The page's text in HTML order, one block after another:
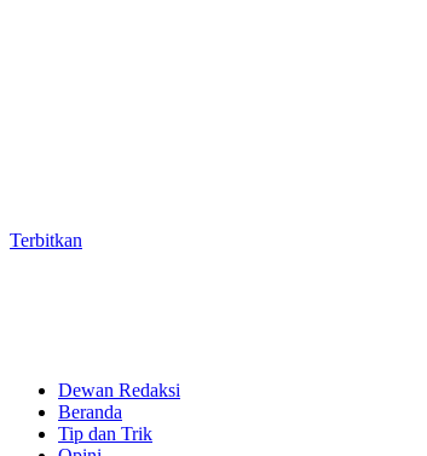
Terbitkan
Dewan Redaksi
Beranda
Tip dan Trik